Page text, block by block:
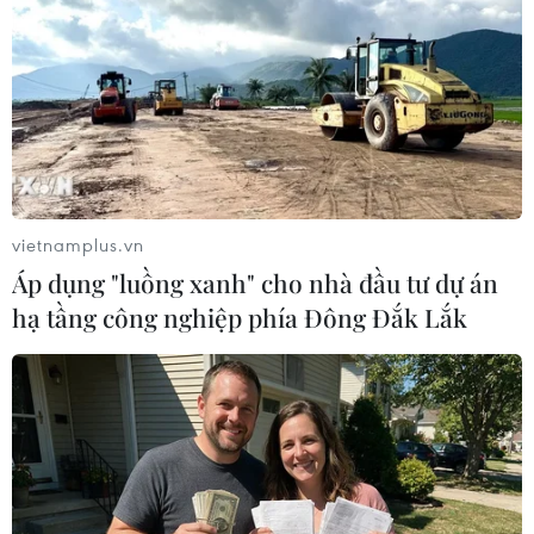
Từ ngày 9/8, cảnh báo nắng nóng
diện rộng ở khu vực Bắc Bộ và Trung
Bộ
07/08/2026 08:58
Từ Quảng Ninh đến Quảng Trị chủ
động ứng phó với áp thấp nhiệt đới
07/08/2026 08:21
Hạn hán nghiêm trọng đe dọa "huyết
mạch" kinh tế châu Âu
07/08/2026 07:58
vietnamplus.vn
Áp dụng "luồng xanh" cho nhà đầu tư dự án
hạ tầng công nghiệp phía Đông Đắk Lắk